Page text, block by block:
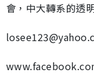
會，中大轉系的透